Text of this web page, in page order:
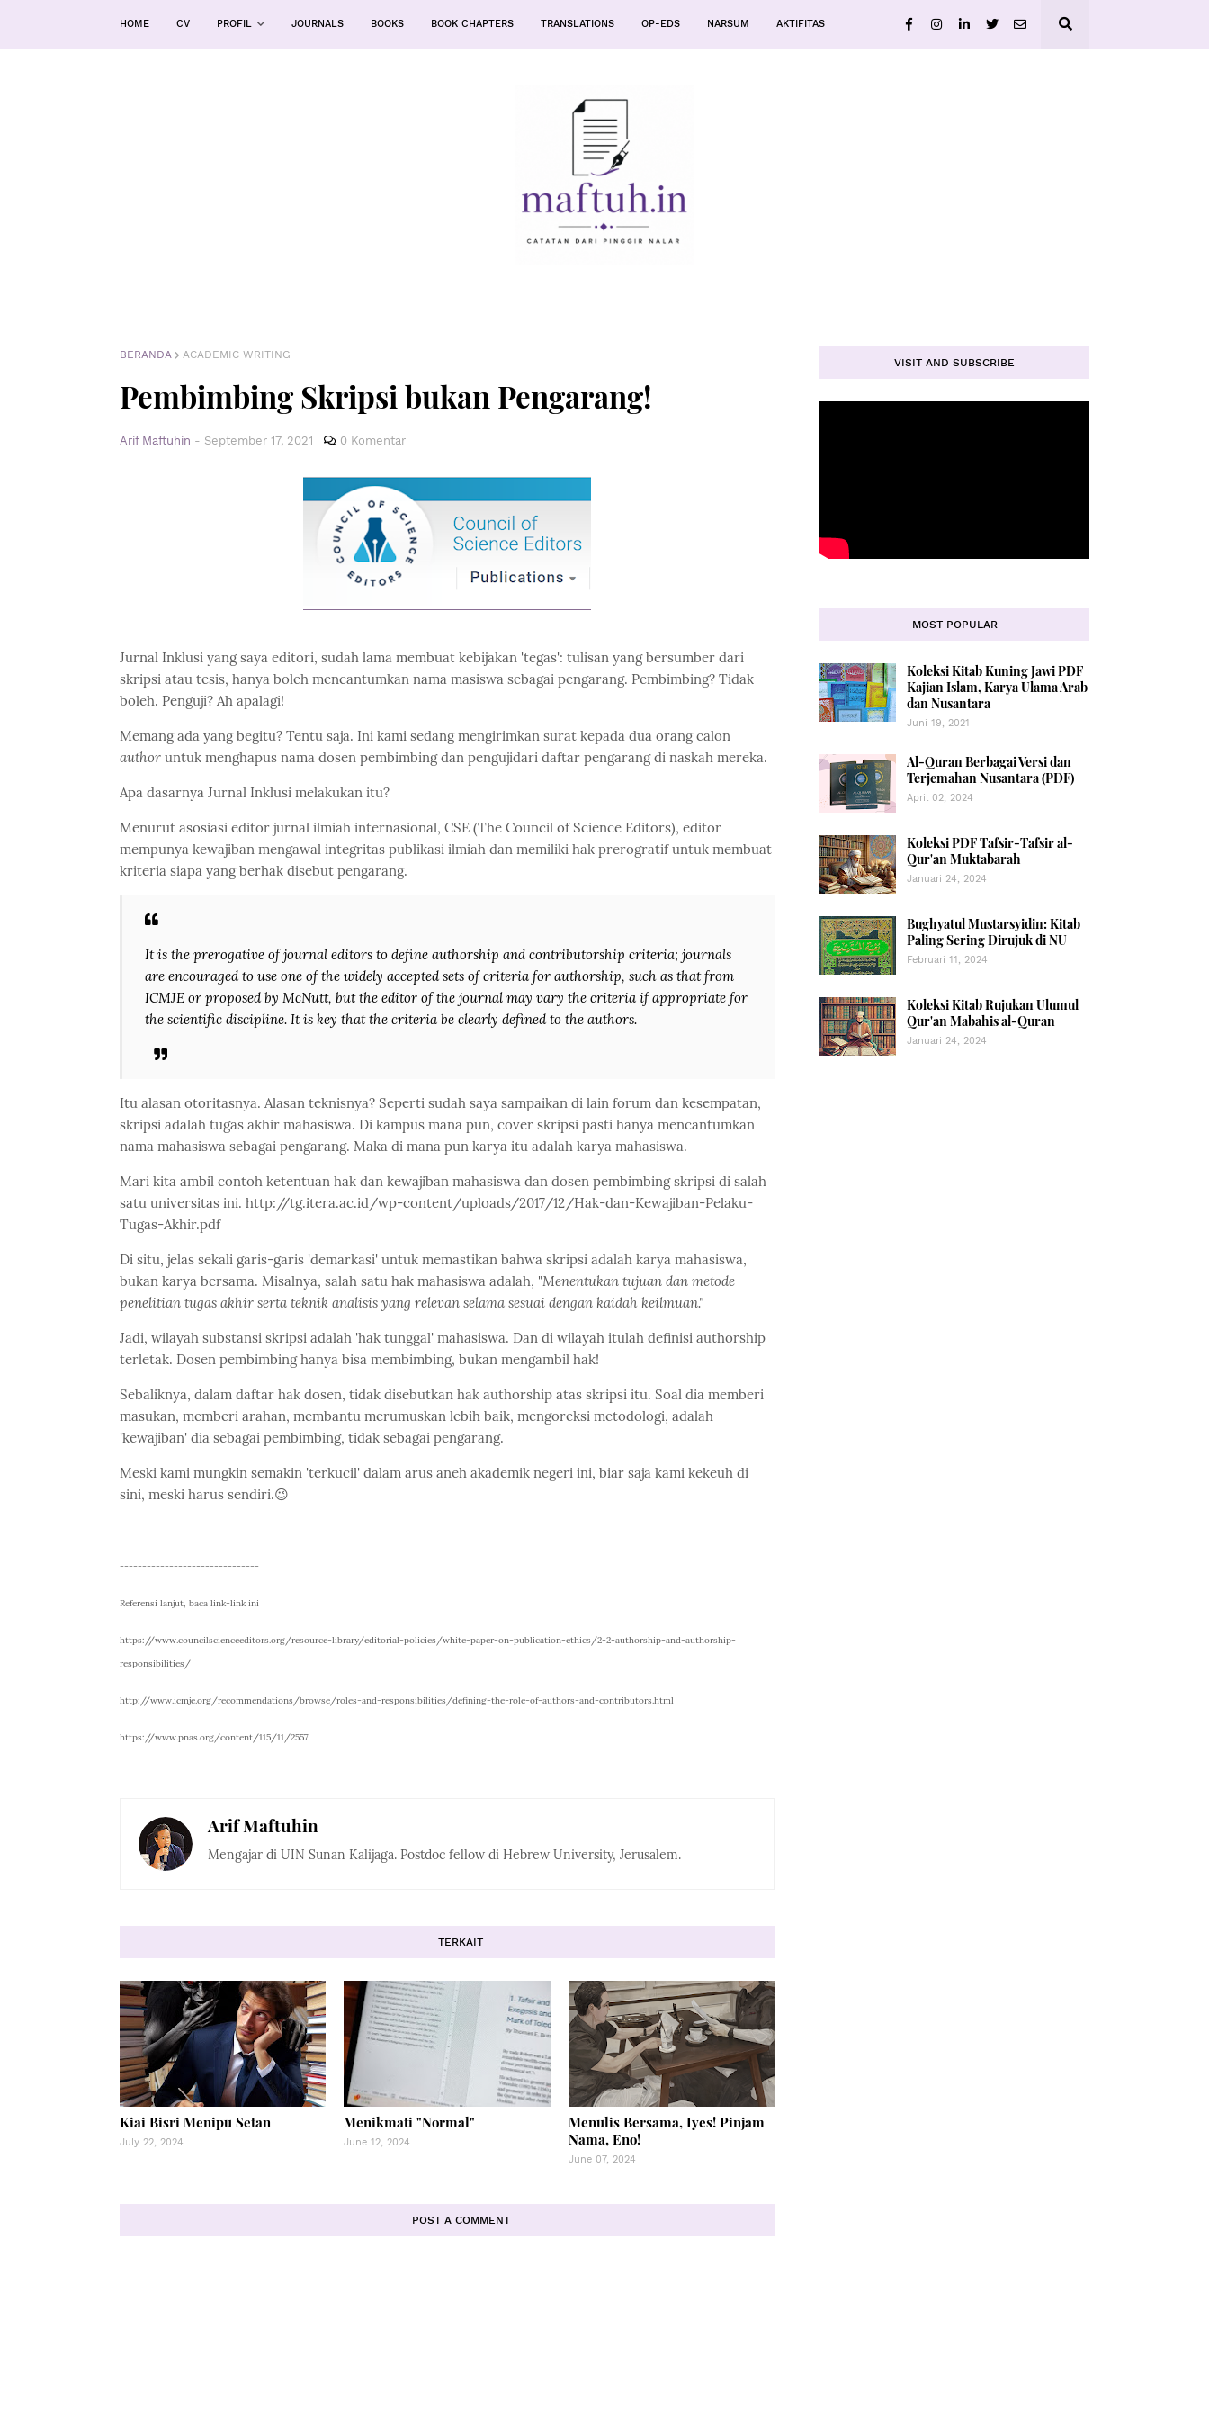
HOME CV PROFIL JOURNALS BOOKS BOOK CHAPTERS TRANSLATIONS OP-EDS NARSUM AKTIFITAS
BERANDA ACADEMIC WRITING
Pembimbing Skripsi bukan Pengarang!
Arif Maftuhin - September 17, 2021 0 Komentar
Jurnal Inklusi yang saya editori, sudah lama membuat kebijakan 'tegas': tulisan yang bersumber dari
skripsi atau tesis, hanya boleh mencantumkan nama masiswa sebagai pengarang. Pembimbing? Tidak
boleh. Penguji? Ah apalagi!
Memang ada yang begitu? Tentu saja. Ini kami sedang mengirimkan surat kepada dua orang calon
author untuk menghapus nama dosen pembimbing dan pengujidari daftar pengarang di naskah mereka.
Apa dasarnya Jurnal Inklusi melakukan itu?
Menurut asosiasi editor jurnal ilmiah internasional, CSE (The Council of Science Editors), editor
mempunya kewajiban mengawal integritas publikasi ilmiah dan memiliki hak prerogratif untuk membuat
kriteria siapa yang berhak disebut pengarang.
It is the prerogative of journal editors to define authorship and contributorship criteria; journals
are encouraged to use one of the widely accepted sets of criteria for authorship, such as that from
ICMJE or proposed by McNutt, but the editor of the journal may vary the criteria if appropriate for
the scientific discipline. It is key that the criteria be clearly defined to the authors.
Itu alasan otoritasnya. Alasan teknisnya? Seperti sudah saya sampaikan di lain forum dan kesempatan,
skripsi adalah tugas akhir mahasiswa. Di kampus mana pun, cover skripsi pasti hanya mencantumkan
nama mahasiswa sebagai pengarang. Maka di mana pun karya itu adalah karya mahasiswa.
Mari kita ambil contoh ketentuan hak dan kewajiban mahasiswa dan dosen pembimbing skripsi di salah
satu universitas ini. http://tg.itera.ac.id/wp-content/uploads/2017/12/Hak-dan-Kewajiban-Pelaku-
Tugas-Akhir.pdf
Di situ, jelas sekali garis-garis 'demarkasi' untuk memastikan bahwa skripsi adalah karya mahasiswa,
bukan karya bersama. Misalnya, salah satu hak mahasiswa adalah, "Menentukan tujuan dan metode
penelitian tugas akhir serta teknik analisis yang relevan selama sesuai dengan kaidah keilmuan."
Jadi, wilayah substansi skripsi adalah 'hak tunggal' mahasiswa. Dan di wilayah itulah definisi authorship
terletak. Dosen pembimbing hanya bisa membimbing, bukan mengambil hak!
Sebaliknya, dalam daftar hak dosen, tidak disebutkan hak authorship atas skripsi itu. Soal dia memberi
masukan, memberi arahan, membantu merumuskan lebih baik, mengoreksi metodologi, adalah
'kewajiban' dia sebagai pembimbing, tidak sebagai pengarang.
Meski kami mungkin semakin 'terkucil' dalam arus aneh akademik negeri ini, biar saja kami kekeuh di
sini, meski harus sendiri.😉
-------------------------------
Referensi lanjut, baca link-link ini
https://www.councilscienceeditors.org/resource-library/editorial-policies/white-paper-on-publication-ethics/2-2-authorship-and-authorship-
responsibilities/
http://www.icmje.org/recommendations/browse/roles-and-responsibilities/defining-the-role-of-authors-and-contributors.html
https://www.pnas.org/content/115/11/2557
Arif Maftuhin
Mengajar di UIN Sunan Kalijaga. Postdoc fellow di Hebrew University, Jerusalem.
TERKAIT
Kiai Bisri Menipu Setan
July 22, 2024
Menikmati "Normal"
June 12, 2024
Menulis Bersama, Iyes! Pinjam
Nama, Eno!
June 07, 2024
POST A COMMENT
VISIT AND SUBSCRIBE
MOST POPULAR
Koleksi Kitab Kuning Jawi PDF
Kajian Islam, Karya Ulama Arab
dan Nusantara
Juni 19, 2021
Al-Quran Berbagai Versi dan
Terjemahan Nusantara (PDF)
April 02, 2024
Koleksi PDF Tafsir-Tafsir al-
Qur'an Muktabarah
Januari 24, 2024
Bughyatul Mustarsyidin: Kitab
Paling Sering Dirujuk di NU
Februari 11, 2024
Koleksi Kitab Rujukan Ulumul
Qur'an Mabahis al-Quran
Januari 24, 2024